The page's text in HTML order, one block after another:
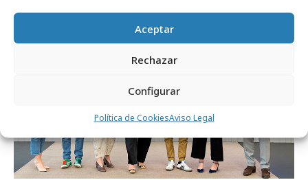
Aceptar
Rechazar
Configurar
Política de CookiesAviso Legal
Agencias